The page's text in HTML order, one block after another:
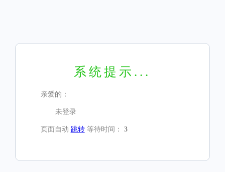
系统提示...
亲爱的：
未登录
页面自动 跳转等待时间： 3